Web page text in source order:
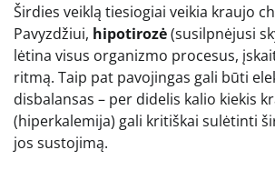
Širdies veiklą tiesiogiai veikia kraujo
Pavyzdžiui, hipotirozė(susilpnėjusi
lėtina visus organizmo procesus,
ritmą. Taip pat pavojingas gali būti
disbalansas – per didelis kalio kiekis
(hiperkalemija) gali kritiškai sulėtinti
jos sustojimą.